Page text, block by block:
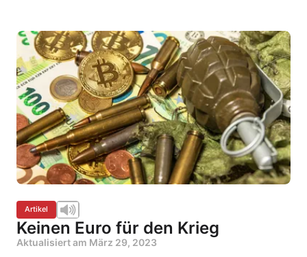
Artikel
Keinen Euro für den Krieg
Aktualisiert am März 29, 2023